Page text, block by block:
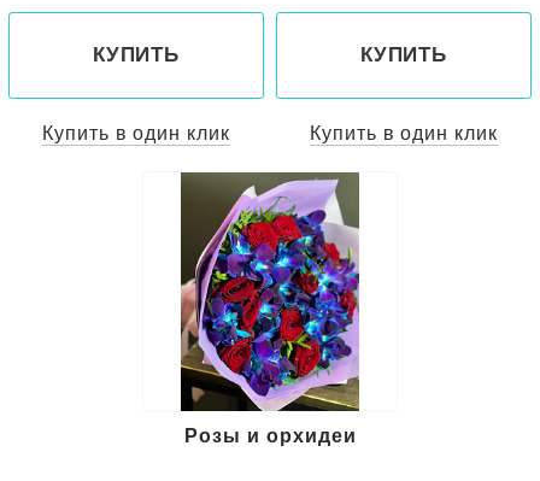
КУПИТЬ
Купить в один клик
КУПИТЬ
Купить в один клик
Розы и орхидеи